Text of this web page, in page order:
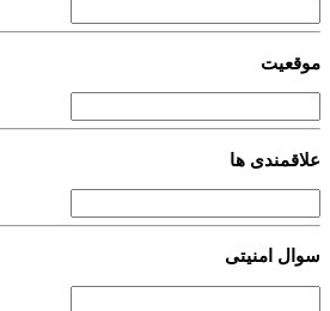
ها
امنیتی